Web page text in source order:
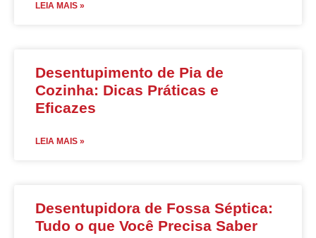
LEIA MAIS »
Desentupimento de Pia de
Cozinha: Dicas Práticas e
Eficazes
LEIA MAIS »
Desentupidora de Fossa Séptica:
Tudo o que Você Precisa Saber